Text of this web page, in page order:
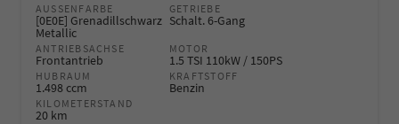
AUSSENFARBE
[0E0E] Grenadillschwarz
Metallic
GETRIEBE
Schalt. 6-Gang
ANTRIEBSACHSE
Frontantrieb
MOTOR
1.5 TSI 110kW / 150PS
HUBRAUM
1.498 ccm
KRAFTSTOFF
Benzin
KILOMETERSTAND
20 km